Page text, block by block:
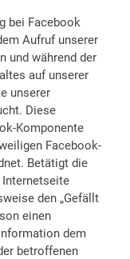
bei Facebook
Aufruf unserer
und während der
auf unserer
unserer
Diese
Komponente
Facebook-
Betätigt die
Internetseite
den „Gefällt
einen
dem
betroffenen